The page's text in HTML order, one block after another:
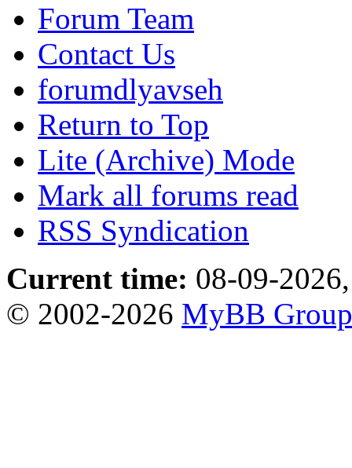
Forum Team
Contact Us
forumdlyavseh
Return to Top
Lite (Archive) Mode
Mark all forums read
RSS Syndication
Current time: 08-09-
© 2002-2026 MyBB Group